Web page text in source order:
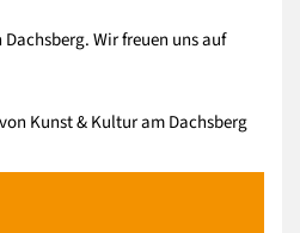
Wir freuen uns auf
Kunst & Kultur am Dachsberg